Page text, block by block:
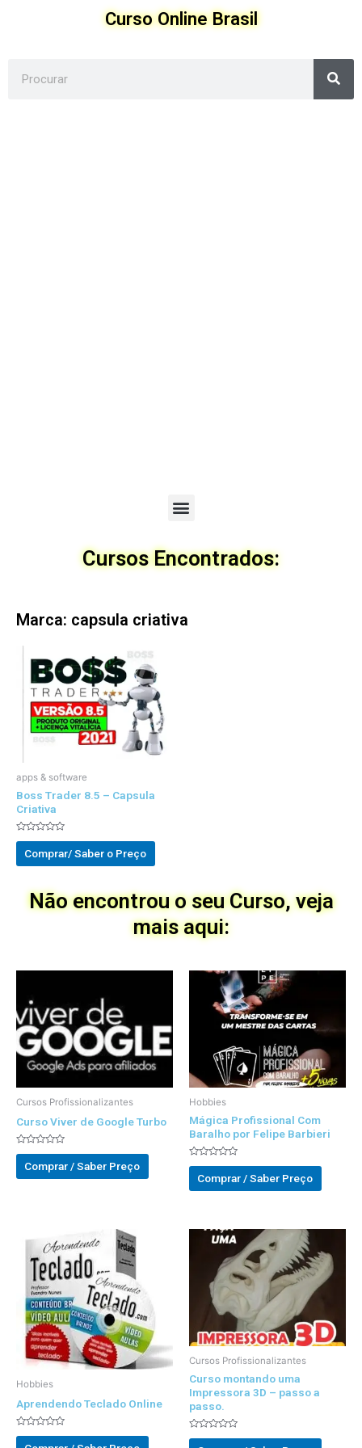
Curso Online Brasil
Menu
Cursos Encontrados:
Marca: capsula criativa
apps & software
Boss Trader 8.5 – Capsula
Criativa
Avaliado
out
of
Comprar/ Saber o Preço
Não encontrou o seu Curso, veja
mais aqui:
Cursos Profissionalizantes
Curso Viver de Google Turbo
Avaliado
out
of
Comprar / Saber Preço
Hobbies
Mágica Profissional Com
Baralho por Felipe Barbieri
Avaliado
out
of
Comprar / Saber Preço
Hobbies
Aprendendo Teclado Online
Avaliado
Cursos Profissionalizantes
Curso montando uma
Impressora 3D – passo a
passo.
Avaliado